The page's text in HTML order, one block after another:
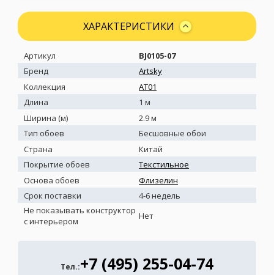
ХАРАКТЕРИСТИКИ
Артикул
BJ0105-07
Бренд
Artsky
Коллекция
AT01
Длина
1 м
Ширина (м)
2.9 м
Тип обоев
Бесшовные обои
Страна
Китай
Покрытие обоев
Текстильное
Основа обоев
Флизелин
Срок поставки
4-6 недель
Не показывать конструктор
с интерьером
Нет
Тел.:+7 (495) 255-04-74